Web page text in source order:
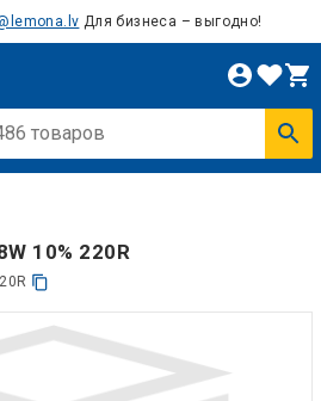
Для бизнеса – выгодно!
10% 220R